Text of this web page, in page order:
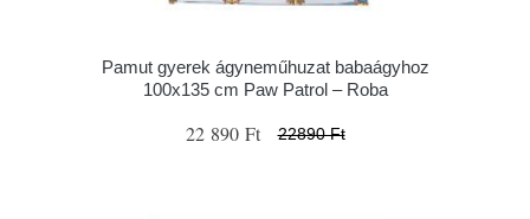
Pamut gyerek ágyneműhuzat babaágyhoz
100x135 cm Paw Patrol – Roba
22 890 Ft 22890 Ft